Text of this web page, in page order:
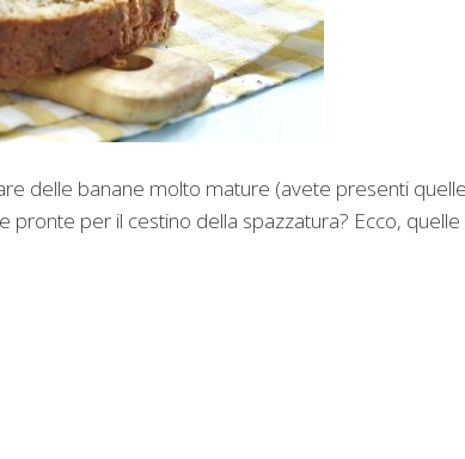
delle banane molto mature (avete presenti quelle
pronte per il cestino della spazzatura? Ecco, quelle